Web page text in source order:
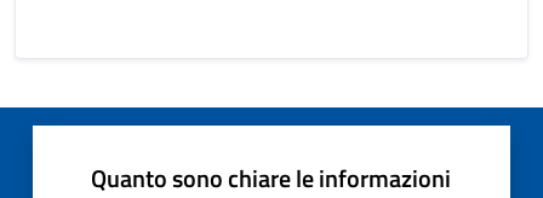
Quanto sono chiare le informazioni